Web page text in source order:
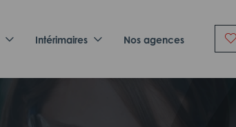
Intérimaires Nos agences